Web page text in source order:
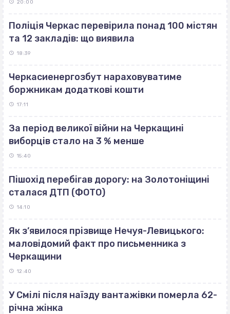
20:00
Поліція Черкас перевірила понад 100 містян
та 12 закладів: що виявила
18:39
Черкасиенергозбут нараховуватиме
боржникам додаткові кошти
17:11
За період великої війни на Черкащині
виборців стало на 3 % менше
15:40
Пішохід перебігав дорогу: на Золотоніщині
сталася ДТП (ФОТО)
14:10
Як з’явилося прізвище Нечуя-Левицького:
маловідомий факт про письменника з
Черкащини
12:40
У Смілі після наїзду вантажівки померла 62-
річна жінка